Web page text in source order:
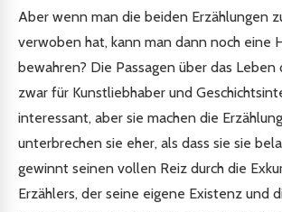
Aber wenn man die beiden Erzählungen
verwoben hat, kann man dann noch eine
bewahren? Die Passagen über das Leben
zwar für Kunstliebhaber und
interessant, aber sie machen die
unterbrechen sie eher, als dass sie sie
gewinnt seinen vollen Reiz durch die
Erzählers, der seine eigene Existenz und